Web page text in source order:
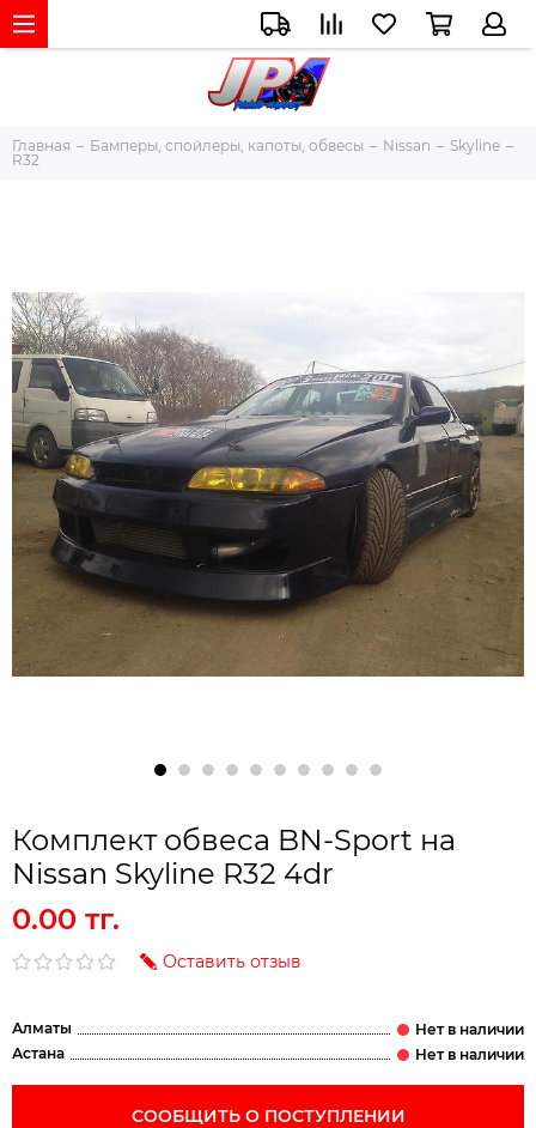
Главная Бамперы, спойлеры, капоты, обвесы Nissan
Skyline
R32
Комплект обвеса BN-Sport на
Nissan Skyline R32 4dr
0.00 тг.
Оставить отзыв
Алматы
Астана
СООБЩИТЬ О ПОСТУПЛЕНИИ